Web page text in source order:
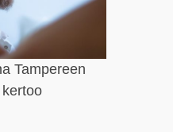
Tampereen